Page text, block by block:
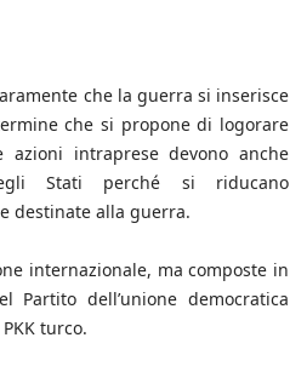
che la guerra si inserisce
che si propone di logorare
azioni intraprese devono anche
Stati perché si riducano
destinate alla guerra.
internazionale, ma composte in
Partito dell’unione democratica
turco.